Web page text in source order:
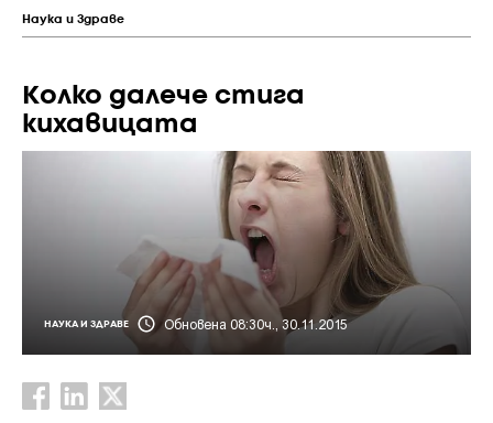
Наука и Здраве
Колко далече стига
кихавицата
НАУКА И ЗДРАВЕ Обновена 08:30ч., 30.11.2015